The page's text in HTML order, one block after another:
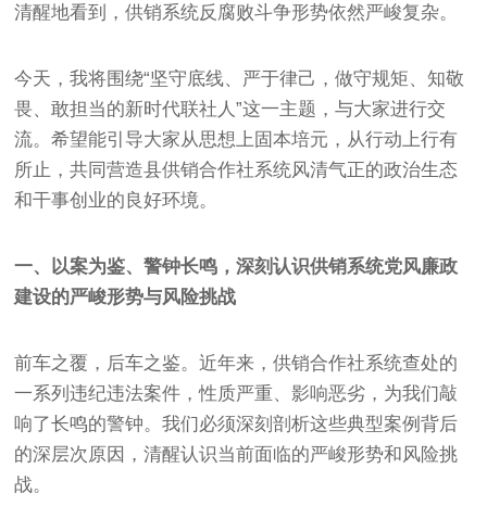
清醒地看到，供销系统反腐败斗争形势依然严峻复杂。
今天，我将围绕“坚守底线、严于律己，做守规矩、知敬
畏、敢担当的新时代联社人”这一主题，与大家进行交
流。希望能引导大家从思想上固本培元，从行动上行有
所止，共同营造县供销合作社系统风清气正的政治生态
和干事创业的良好环境。
一、以案为鉴、警钟长鸣，深刻认识供销系统党风廉政
建设的严峻形势与风险挑战
前车之覆，后车之鉴。近年来，供销合作社系统查处的
一系列违纪违法案件，性质严重、影响恶劣，为我们敲
响了长鸣的警钟。我们必须深刻剖析这些典型案例背后
的深层次原因，清醒认识当前面临的严峻形势和风险挑
战。